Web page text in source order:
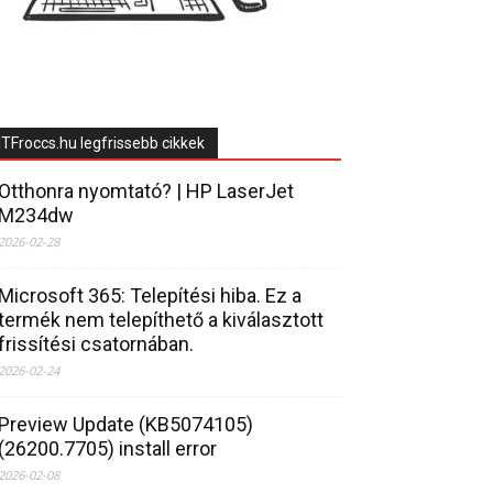
legfrissebb cikkek
nyomtató? | HP LaserJet
02-28
365: Telepítési hiba. Ez a
nem telepíthető a kiválasztott
csatornában.
02-24
Update (KB5074105)
install error
02-08